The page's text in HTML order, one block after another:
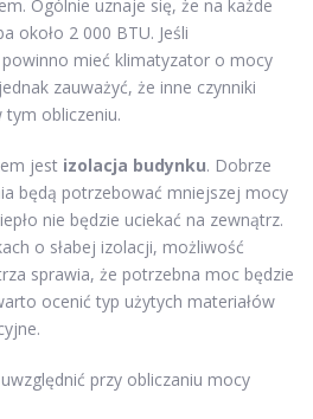
Ogólnie uznaje się, że na każde
około 2 000 BTU. Jeśli
mieć klimatyzator o mocy
zauważyć, że inne czynniki
obliczeniu.
jest izolacja budynku. Dobrze
będą potrzebować mniejszej mocy
nie będzie uciekać na zewnątrz.
o słabej izolacji, możliwość
sprawia, że potrzebna moc będzie
ocenić typ użytych materiałów
przy obliczaniu mocy